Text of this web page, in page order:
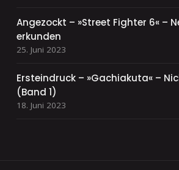
Angezockt – »Street Fighter 6« –
erkunden
25. Juni 2023
Ersteindruck – »Gachiakuta« –
(Band 1)
18. Juni 2023